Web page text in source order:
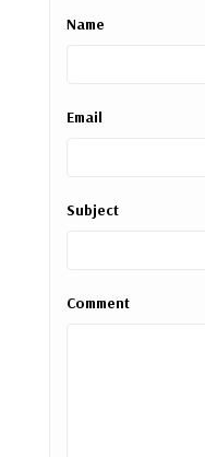
Name
Email
Subject
Comment